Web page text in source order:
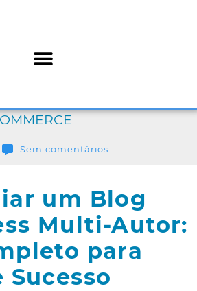
Sem comentários
um Blog
Multi-Autor:
para
Sucesso